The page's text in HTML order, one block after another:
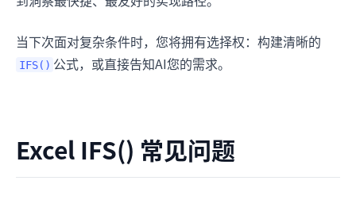
当下次面对复杂条件时，您将拥有选择权：构建清晰的
IFS() 公式，或直接告知AI您的需求。
Excel IFS() 常见问题